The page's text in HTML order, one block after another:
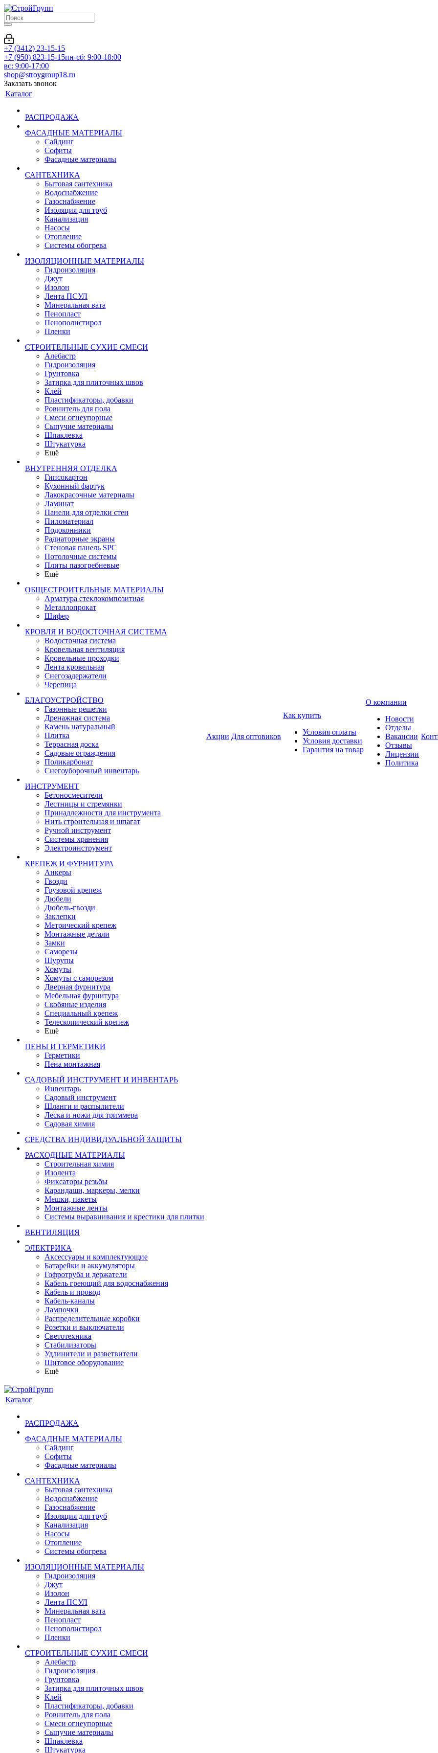
+7 (3412) 23-15-15
+7 (950) 823-15-15пн-сб: 9:00-18:00
вс: 9:00-17:00
shop@stroygroup18.ru
Заказать звонок
Каталог
РАСПРОДАЖА
ФАСАДНЫЕ МАТЕРИАЛЫ
Сайдинг
Софиты
Фасадные материалы
САНТЕХНИКА
Бытовая сантехника
Водоснабжение
Газоснабжение
Изоляция для труб
Канализация
Насосы
Отопление
Системы обогрева
ИЗОЛЯЦИОННЫЕ МАТЕРИАЛЫ
Гидроизоляция
Джут
Изолон
Лента ПСУЛ
Минеральная вата
Пенопласт
Пенополистирол
Пленки
СТРОИТЕЛЬНЫЕ СУХИЕ СМЕСИ
Алебастр
Гидроизоляция
Грунтовка
Затирка для плиточных швов
Клей
Пластификаторы, добавки
Ровнитель для пола
Смеси огнеупорные
Сыпучие материалы
Шпаклевка
Штукатурка
Ещё
ВНУТРЕННЯЯ ОТДЕЛКА
Гипсокартон
Кухонный фартук
Лакокрасочные материалы
Ламинат
Панели для отделки стен
Пиломатериал
Подоконники
Радиаторные экраны
Стеновая панель SPC
Потолочные системы
Плиты пазогребневые
Ещё
ОБЩЕСТРОИТЕЛЬНЫЕ МАТЕРИАЛЫ
Арматура стеклокомпозитная
Металлопрокат
Шифер
КРОВЛЯ И ВОДОСТОЧНАЯ СИСТЕМА
Водосточная система
Кровельная вентиляция
Кровельные проходки
Лента кровельная
Снегозадержатели
Черепица
БЛАГОУСТРОЙСТВО
Газонные решетки
Дренажная система
Камень натуральный
Плитка
Террасная доска
Садовые ограждения
Поликарбонат
Снегоуборочный инвентарь
ИНСТРУМЕНТ
Бетоносмесители
Лестницы и стремянки
Принадлежности для инструмента
Нить строительная и шпагат
Ручной инструмент
Системы хранения
Электроинструмент
КРЕПЕЖ И ФУРНИТУРА
Анкеры
Гвозди
Грузовой крепеж
Дюбели
Дюбель-гвозди
Заклепки
Метрический крепеж
Монтажные детали
Замки
Саморезы
Шурупы
Хомуты
Хомуты с саморезом
Дверная фурнитура
Мебельная фурнитура
Скобяные изделия
Специальный крепеж
Телескопический крепеж
Ещё
ПЕНЫ И ГЕРМЕТИКИ
Герметики
Пена монтажная
САДОВЫЙ ИНСТРУМЕНТ И ИНВЕНТАРЬ
Инвентарь
Садовый инструмент
Шланги и распылители
Леска и ножи для триммера
Садовая химия
СРЕДСТВА ИНДИВИДУАЛЬНОЙ ЗАЩИТЫ
РАСХОДНЫЕ МАТЕРИАЛЫ
Строительная химия
Изолента
Фиксаторы резьбы
Карандаши, маркеры, мелки
Мешки, пакеты
Монтажные ленты
Системы выравнивания и крестики для плитки
ВЕНТИЛЯЦИЯ
ЭЛЕКТРИКА
Аксессуары и комплектующие
Батарейки и аккумуляторы
Гофротруба и держатели
Кабель греющий для водоснабжения
Кабель и провод
Кабель-каналы
Лампочки
Распределительные коробки
Розетки и выключатели
Светотехника
Стабилизаторы
Удлинители и разветвители
Щитовое оборудование
Ещё
Акции Для оптовиков
Как купить
Условия оплаты
Условия доставки
Гарантия на товар
О компании
Новости
Отделы
Вакансии
Отзывы
Лицензии
Политика
Каталог
РАСПРОДАЖА
ФАСАДНЫЕ МАТЕРИАЛЫ
Сайдинг
Софиты
Фасадные материалы
САНТЕХНИКА
Бытовая сантехника
Водоснабжение
Газоснабжение
Изоляция для труб
Канализация
Насосы
Отопление
Системы обогрева
ИЗОЛЯЦИОННЫЕ МАТЕРИАЛЫ
Гидроизоляция
Джут
Изолон
Лента ПСУЛ
Минеральная вата
Пенопласт
Пенополистирол
Пленки
СТРОИТЕЛЬНЫЕ СУХИЕ СМЕСИ
Алебастр
Гидроизоляция
Грунтовка
Затирка для плиточных швов
Клей
Пластификаторы, добавки
Ровнитель для пола
Смеси огнеупорные
Сыпучие материалы
Шпаклевка
Штукатурка